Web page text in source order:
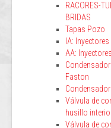
RACORES-
BRIDAS
Tapas Pozo
IA:
AA:
Faston
Válvula de
husillo
Válvula de